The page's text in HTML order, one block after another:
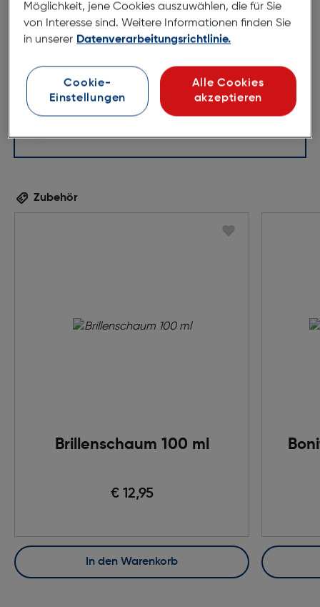
18mm
54mm
140mm
Zubehör
Brillenschaum 100 ml
€ 12,95
In den Warenkorb
Möglichkeit, jene Cookies auszuwählen, die für Sie
von Interesse sind. Weitere Informationen finden Sie
in unserer Datenverarbeitungsrichtlinie.
Cookie-
Einstellungen
Alle Cookies
akzeptieren